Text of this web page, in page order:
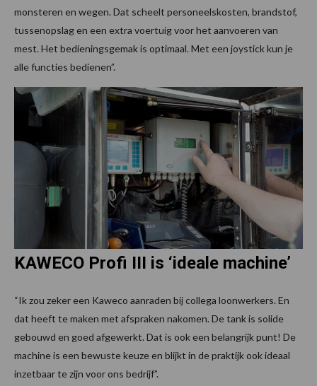
monsteren en wegen. Dat scheelt personeelskosten, brandstof,
tussenopslag en een extra voertuig voor het aanvoeren van
mest. Het bedieningsgemak is optimaal. Met een joystick kun je
alle functies bedienen”.
KAWECO Profi III is ‘ideale machine’
“Ik zou zeker een Kaweco aanraden bij collega loonwerkers. En
dat heeft te maken met afspraken nakomen. De tank is solide
gebouwd en goed afgewerkt. Dat is ook een belangrijk punt! De
machine is een bewuste keuze en blijkt in de praktijk ook ideaal
inzetbaar te zijn voor ons bedrijf”.